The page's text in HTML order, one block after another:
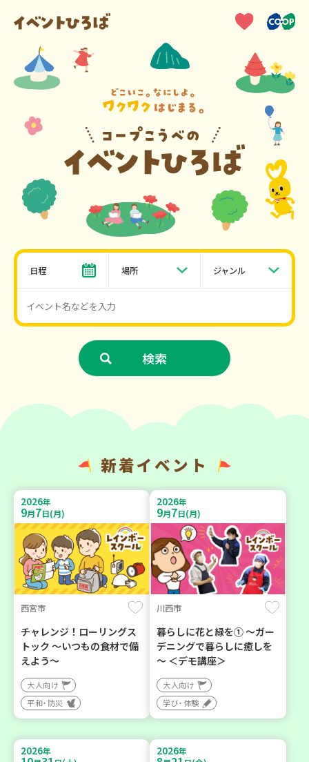
日程 場所 ジャンル
新着イベント
2026年
9月7日(月)
西宮市
チャレンジ！ローリングス
トック ～いつもの食材で備
えよう～
大人向け
平和・防災
2026年
9月7日(月)
川西市
暮らしに花と緑を① ～ガー
デニングで暮らしに癒しを
～ ＜デモ講座＞
大人向け
学び・体験
2026年 2026年